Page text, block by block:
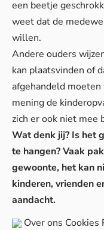
een beetje
weet dat de
willen.
Andere ouders
kan plaatsvinden of
afgehandeld
mening de
zich er ook niet mee
Wat denk jij? Is het
te hangen? Vaak
gewoonte, het kan
kinderen, vrienden
aandacht.
Over ons Cookies